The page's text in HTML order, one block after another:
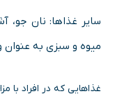
سایر غذاها: نان جو،
میوه و سبزی به
غذاهایی که در افراد با